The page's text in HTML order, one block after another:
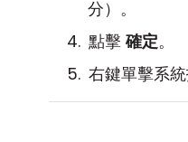
分）。
點擊確定。
右鍵單擊系